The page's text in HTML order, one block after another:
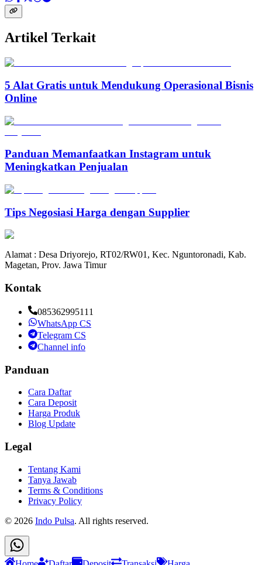
Artikel Terkait
5 Alat Gratis untuk Mendukung Operasional Bisnis
Online
Panduan Memanfaatkan Instagram untuk
Meningkatkan Penjualan
Tips Negosiasi Harga dengan Supplier
Alamat : Desa Driyorejo, RT02/RW01, Kec. Nguntoronadi, Kab.
Magetan, Prov. Jawa Timur
Kontak
085362995111
WhatsApp CS
Telegram CS
Channel info
Panduan
Cara Daftar
Cara Deposit
Harga Produk
Blog Update
Legal
Tentang Kami
Tanya Jawab
Terms & Conditions
Privacy Policy
© 2026 Indo Pulsa. All rights reserved.